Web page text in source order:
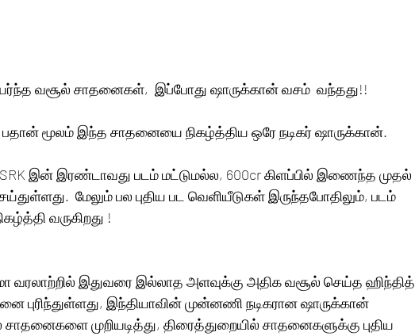
வசூல் சாதனைகள்,  இப்போது ஷாருக்கான் வசம்  வந்தது!!
மூலம் இந்த சாதனையை நிகழ்த்திய ஒரே நடிகர் ஷாருக்கான்.
இன் இரண்டாவது படம் மட்டுமல்ல, 600cr கிளப்பில் இணைந்த முதல்
மேலும் பல புதிய பட வெளியீடுகள் இருந்தபோதிலும், படம்
வருகிறது !
வரலாற்றில் இதுவரை இல்லாத அளவுக்கு அதிக வசூல் செய்த ஹிந்தித்
புரிந்துள்ளது, இந்தியாவின் முன்னணி நடிகரான ஷாருக்கான்
முறியடித்து, திரைத்துறையில் சாதனைகளுக்கு புதிய